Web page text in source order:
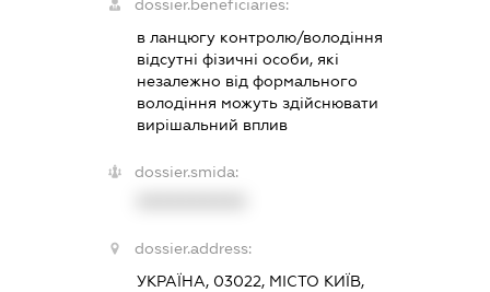
dossier.beneficiaries:
в ланцюгу контролю/володіння
відсутні фізичні особи, які
незалежно від формального
володіння можуть здійснювати
вирішальний вплив
dossier.smida:
dossier.address:
УКРАЇНА, 03022, МІСТО КИЇВ,